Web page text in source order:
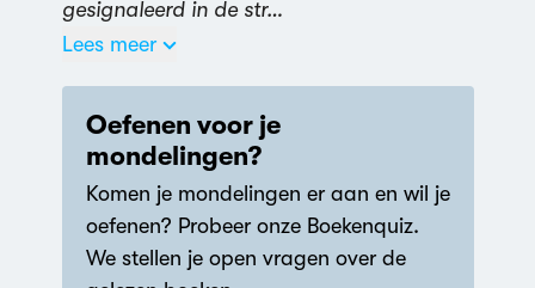
Prijs
NS Publieksprijs
gesignaleerd in de str…
Lees meer
Oefenen voor je
mondelingen?
Komen je mondelingen er aan en wil je
oefenen? Probeer onze Boekenquiz.
We stellen je open vragen over de